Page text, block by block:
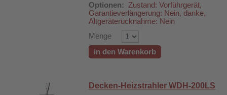
Optionen:
Zustand: Vorführgerät,
Garantieverlängerung: Nein, danke,
Altgeräterücknahme: Nein
Menge
in den Warenkorb
Decken-Heizstrahler WDH-200LS